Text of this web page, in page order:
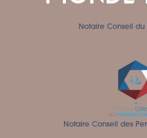
Notaire Conseil du
Notaire Conseil des